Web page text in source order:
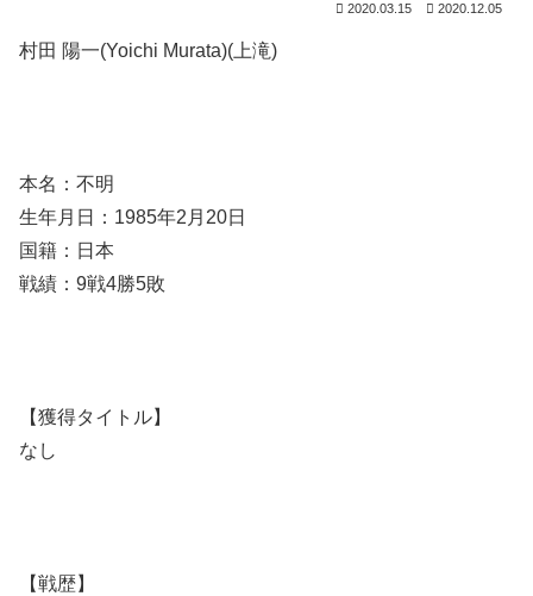
2020.03.15 2020.12.05
村田 陽一(Yoichi Murata)(上滝)
本名：不明
生年月日：1985年2月20日
国籍：日本
戦績：9戦4勝5敗
【獲得タイトル】
なし
【戦歴】